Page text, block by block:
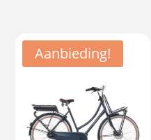
Aanbieding!